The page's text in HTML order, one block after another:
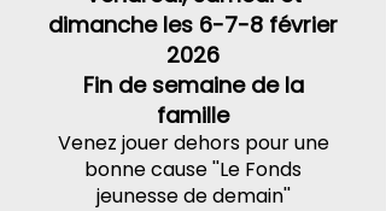
dimanche les 6-7-8 février
2026
Fin de semaine de la
famille
Venez jouer dehors pour une
bonne cause ''Le Fonds
jeunesse de demain''